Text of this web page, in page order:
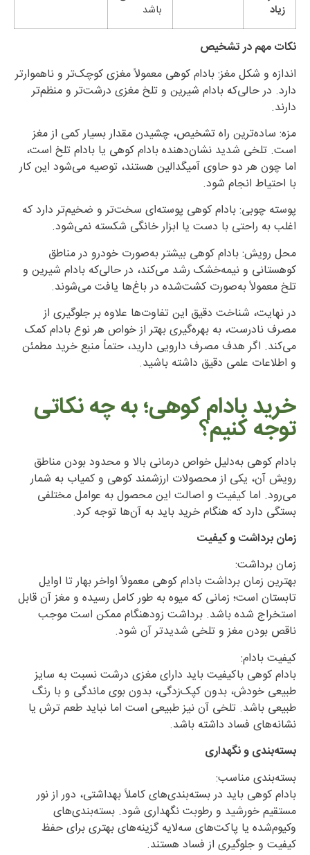
زیاد
باشد
نکات مهم در تشخیص
اندازه و شکل مغز: بادام کوهی معمولاً مغزی کوچک‌تر و ناهموارتر
دارد. در حالی‌که بادام شیرین و تلخ مغزی درشت‌تر و منظم‌تر
دارند.
مزه: ساده‌ترین راه تشخیص، چشیدن مقدار بسیار کمی از مغز
است. تلخی شدید نشان‌دهنده بادام کوهی یا بادام تلخ است،
اما چون هر دو حاوی آمیگدالین هستند، توصیه می‌شود این کار
با احتیاط انجام شود.
پوسته چوبی: بادام کوهی پوسته‌ای سخت‌تر و ضخیم‌تر دارد که
اغلب به راحتی با دست یا ابزار خانگی شکسته نمی‌شود.
محل رویش: بادام کوهی بیشتر به‌صورت خودرو در مناطق
کوهستانی و نیمه‌خشک رشد می‌کند، در حالی‌که بادام شیرین و
تلخ معمولاً به‌صورت کشت‌شده در باغ‌ها یافت می‌شوند.
در نهایت، شناخت دقیق این تفاوت‌ها علاوه بر جلوگیری از
مصرف نادرست، به بهره‌گیری بهتر از خواص هر نوع بادام کمک
می‌کند. اگر هدف مصرف دارویی دارید، حتماً منبع خرید مطمئن
و اطلاعات علمی دقیق داشته باشید.
خرید بادام کوهی؛ به چه نکاتی
توجه کنیم؟
بادام کوهی به‌دلیل خواص درمانی بالا و محدود بودن مناطق
رویش آن، یکی از محصولات ارزشمند کوهی و کمیاب به شمار
می‌رود. اما کیفیت و اصالت این محصول به عوامل مختلفی
بستگی دارد که هنگام خرید باید به آن‌ها توجه کرد.
زمان برداشت و کیفیت
زمان برداشت:
بهترین زمان برداشت بادام کوهی معمولاً اواخر بهار تا اوایل
تابستان است؛ زمانی که میوه به طور کامل رسیده و مغز آن قابل
استخراج شده باشد. برداشت زودهنگام ممکن است موجب
ناقص بودن مغز و تلخی شدیدتر آن شود.
کیفیت بادام:
بادام کوهی باکیفیت باید دارای مغزی درشت نسبت به سایز
طبیعی خودش، بدون کپک‌زدگی، بدون بوی ماندگی و با رنگ
طبیعی باشد. تلخی آن نیز طبیعی است اما نباید طعم ترش یا
نشانه‌های فساد داشته باشد.
بسته‌بندی و نگهداری
بسته‌بندی مناسب:
بادام کوهی باید در بسته‌بندی‌های کاملاً بهداشتی، دور از نور
مستقیم خورشید و رطوبت نگهداری شود. بسته‌بندی‌های
وکیوم‌شده یا پاکت‌های سه‌لایه گزینه‌های بهتری برای حفظ
کیفیت و جلوگیری از فساد هستند.